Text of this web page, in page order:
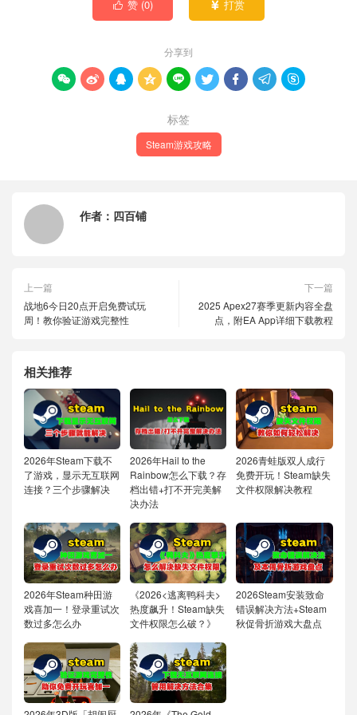
 赞 (0)  打赏
分享到
        
标签
Steam游戏攻略
作者： 四百铺
上一篇
战地6今日20点开启免费试玩
周！教你验证游戏完整性
下一篇
2025 Apex27赛季更新内容全盘
点，附EA App详细下载教程
相关推荐
2026年Steam下载不
了游戏，显示无互联网
连接？三个步骤解决
2026年Hail to the
Rainbow怎么下载？存
档出错+打不开完美解
决办法
2026青蛙版双人成行
免费开玩！Steam缺失
文件权限解决教程
2026年Steam种田游
戏喜加一！登录重试次
数过多怎么办
《2026<逃离鸭科夫>
热度飙升！Steam缺失
文件权限怎么破？》
2026Steam安装致命
错误解决方法+Steam
秋促骨折游戏大盘点